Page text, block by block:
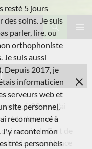
à 22 ans, j’ai
une
venait de Fort de
en résidence
resté 5 jours
soins. Je suis
parler, lire, ou
orthophoniste
Je suis aussi
Depuis 2017, je
informaticien
serveurs web et
site personnel,
recommencé à
raconte mon
très personnels